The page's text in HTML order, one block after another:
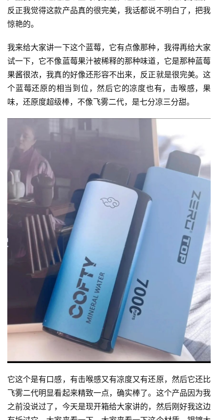
电
子
烟
资
讯
电
子
次
电
通
配
国
标
系
反正我觉得这款产品真的很完美，我话都说不明白了，把我
惊艳的。
我来给大家讲一下这个蓝莓，它有点像那种，我得再给大家
试一下，它不像蓝莓果汁被稀释的那种味道，它是那种蓝莓
果酱很浓，我真的好像还形容不出来，反正就是很完美。这
个蓝莓还原的相当到位，然后它的凉度也有，击喉感，果
味，还原度超级棒，不像飞雾二代，是七分凉三分甜。
它这个是有口感，有击喉感又有凉度又有还原，然后它还比
飞雾二代明显看起来精致一点，确实棒了。这个产品因为我
之前没说过了，今天是现开箱给大家讲的，然后刚好我这边